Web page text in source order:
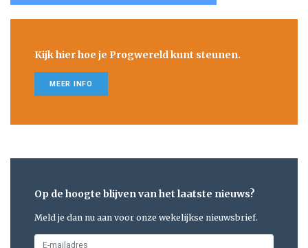
Kijk hier hoe je Progwereld kunt steunen.
MEER INFO
Op de hoogte blijven van het laatste nieuws?
Meld je dan nu aan voor onze wekelijkse nieuwsbrief.